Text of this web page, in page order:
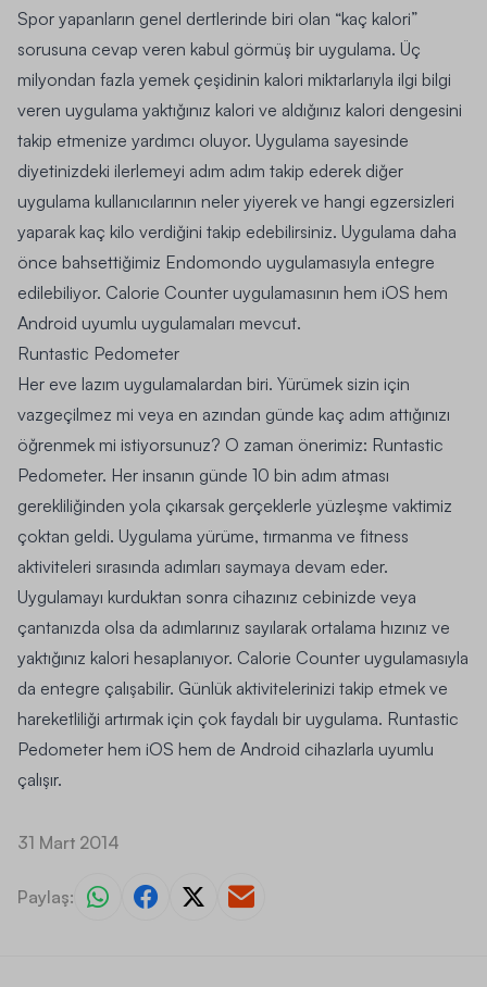
Spor yapanların genel dertlerinde biri olan “kaç kalori”
sorusuna cevap veren kabul görmüş bir uygulama. Üç
milyondan fazla yemek çeşidinin kalori miktarlarıyla ilgi bilgi
veren uygulama yaktığınız kalori ve aldığınız kalori dengesini
takip etmenize yardımcı oluyor. Uygulama sayesinde
diyetinizdeki ilerlemeyi adım adım takip ederek diğer
uygulama kullanıcılarının neler yiyerek ve hangi egzersizleri
yaparak kaç kilo verdiğini takip edebilirsiniz. Uygulama daha
önce bahsettiğimiz Endomondo uygulamasıyla entegre
edilebiliyor. Calorie Counter uygulamasının hem iOS hem
Android uyumlu uygulamaları mevcut.
Runtastic Pedometer
Her eve lazım uygulamalardan biri. Yürümek sizin için
vazgeçilmez mi veya en azından günde kaç adım attığınızı
öğrenmek mi istiyorsunuz? O zaman önerimiz: Runtastic
Pedometer. Her insanın günde 10 bin adım atması
gerekliliğinden yola çıkarsak gerçeklerle yüzleşme vaktimiz
çoktan geldi. Uygulama yürüme, tırmanma ve fitness
aktiviteleri sırasında adımları saymaya devam eder.
Uygulamayı kurduktan sonra cihazınız cebinizde veya
çantanızda olsa da adımlarınız sayılarak ortalama hızınız ve
yaktığınız kalori hesaplanıyor. Calorie Counter uygulamasıyla
da entegre çalışabilir. Günlük aktivitelerinizi takip etmek ve
hareketliliği artırmak için çok faydalı bir uygulama. Runtastic
Pedometer hem iOS hem de Android cihazlarla uyumlu
çalışır.
31 Mart 2014
Paylaş: